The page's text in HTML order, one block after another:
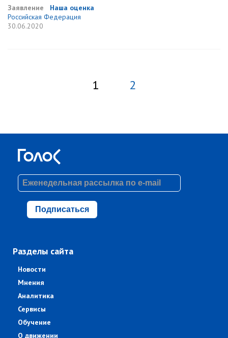
Заявление
Наша оценка
Российская Федерация
30.06.2020
1 2
Подписаться
Разделы сайта
Новости
Мнения
Аналитика
Сервисы
Обучение
О движении